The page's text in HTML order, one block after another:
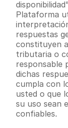
Plataforma
respuestas
constituyen
tributaria o
responsable
dichas
cumpla con
usted o que
su uso sean
confiables.